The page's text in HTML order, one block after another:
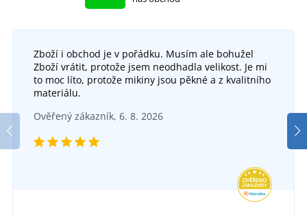
Zboží i obchod je v pořádku. Musím ale bohužel
Zboží vrátit, protože jsem neodhadla velikost. Je mi
to moc líto, protože mikiny jsou pěkné a z kvalitního
materiálu.
Ověřený zákazník, 6. 8. 2026